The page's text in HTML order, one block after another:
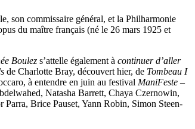
son commissaire général, et la Philharmonie
du maître français (né le 26 mars 1925 et
Boulez s’attelle également à continuer d’aller
de Charlotte Bray, découvert hier, de Tombeau I
à entendre en juin au festival ManiFeste –
Natasha Barrett, Chaya Czernowin,
Brice Pauset, Yann Robin, Simon Steen-